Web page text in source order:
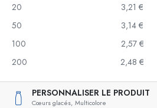
20
3,21 €
50
3,14 €
100
2,57 €
200
2,48 €
PERSONNALISER LE PRODUIT
Cœurs glacés, Multicolore